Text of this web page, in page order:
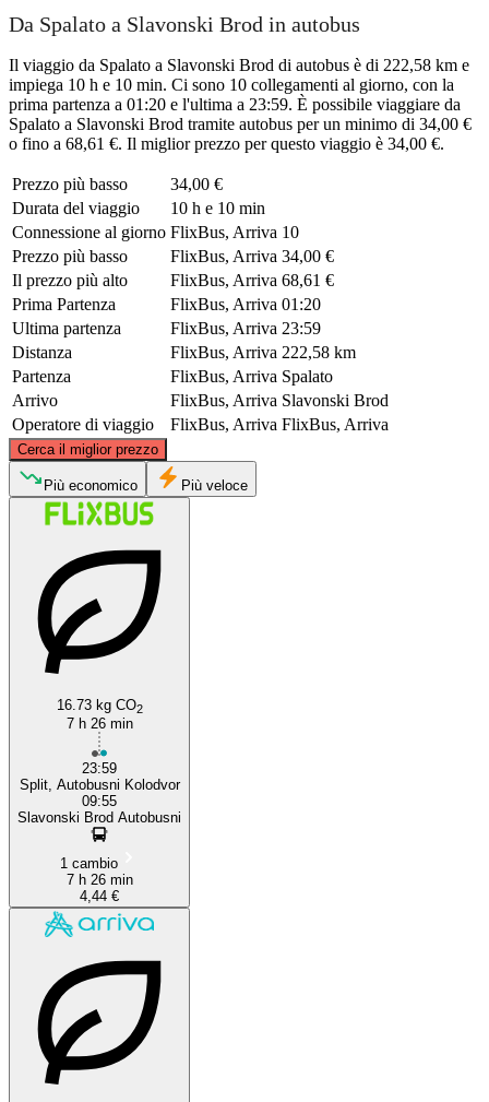
Da Spalato a Slavonski Brod in autobus
Il viaggio da Spalato a Slavonski Brod di autobus è di 222,58 km e
impiega 10 h e 10 min. Ci sono 10 collegamenti al giorno, con la
prima partenza a 01:20 e l'ultima a 23:59. È possibile viaggiare da
Spalato a Slavonski Brod tramite autobus per un minimo di 34,00 €
o fino a 68,61 €. Il miglior prezzo per questo viaggio è 34,00 €.
Prezzo più basso
34,00 €
Durata del viaggio
10 h e 10 min
Connessione al giorno FlixBus, Arriva 10
Prezzo più basso
FlixBus, Arriva 34,00 €
Il prezzo più alto
FlixBus, Arriva 68,61 €
Prima Partenza
FlixBus, Arriva 01:20
Ultima partenza
FlixBus, Arriva 23:59
Distanza
FlixBus, Arriva 222,58 km
Partenza
FlixBus, Arriva Spalato
Arrivo
FlixBus, Arriva Slavonski Brod
Operatore di viaggio
FlixBus, Arriva FlixBus, Arriva
Cerca il miglior prezzo
©CARTO, ©OpenStreetMapcontributors
Più economico Più veloce
16.73 kg CO2
7 h 26 min
23:59
Split, Autobusni Kolodvor
09:55
Slavonski Brod Autobusni
1 cambio
7 h 26 min
4,44 €